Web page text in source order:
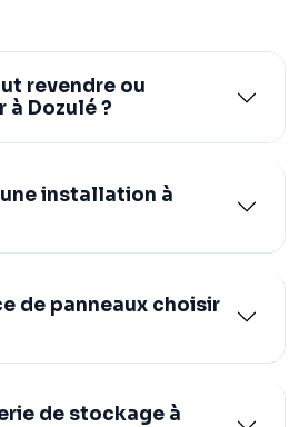
revendre ou
à Dozulé ?
installation à
de panneaux choisir
de stockage à